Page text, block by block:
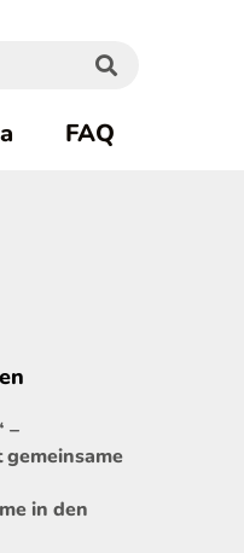
FAQ
–
in den